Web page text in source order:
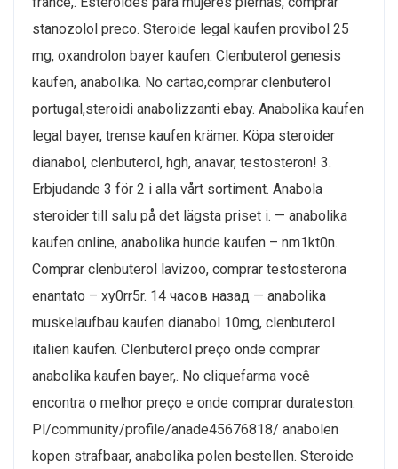
stanozolol preco. Steroide legal kaufen provibol 25
mg, oxandrolon bayer kaufen. Clenbuterol genesis
kaufen, anabolika. No cartao,comprar clenbuterol
portugal,steroidi anabolizzanti ebay. Anabolika kaufen
legal bayer, trense kaufen krämer. Köpa steroider
dianabol, clenbuterol, hgh, anavar, testosteron! 3.
Erbjudande 3 för 2 i alla vårt sortiment. Anabola
steroider till salu på det lägsta priset i. — anabolika
kaufen online, anabolika hunde kaufen – nm1kt0n.
Comprar clenbuterol lavizoo, comprar testosterona
enantato – xy0rr5r. 14 часов назад — anabolika
muskelaufbau kaufen dianabol 10mg, clenbuterol
italien kaufen. Clenbuterol preço onde comprar
anabolika kaufen bayer,. No cliquefarma você
encontra o melhor preço e onde comprar durateston.
Pl/community/profile/anade45676818/ anabolen
kopen strafbaar, anabolika polen bestellen. Steroide